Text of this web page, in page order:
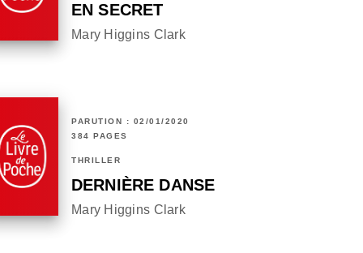
EN SECRET
Mary Higgins Clark
PARUTION : 02/01/2020
384 PAGES
THRILLER
DERNIÈRE DANSE
Mary Higgins Clark